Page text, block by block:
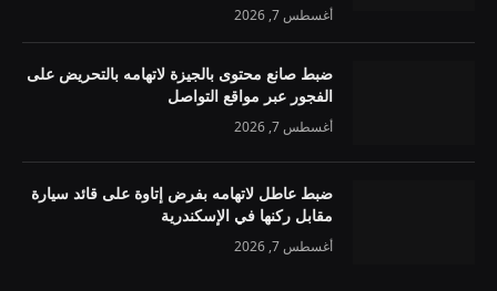
أغسطس 7, 2026
ضبط صانع محتوى بالجيزة لاتهامه بالتحريض على
الفجور عبر مواقع التواصل
أغسطس 7, 2026
ضبط عاطل لاتهامه بفرض إتاوة على قائد سيارة
مقابل ركنها في الإسكندرية
أغسطس 7, 2026